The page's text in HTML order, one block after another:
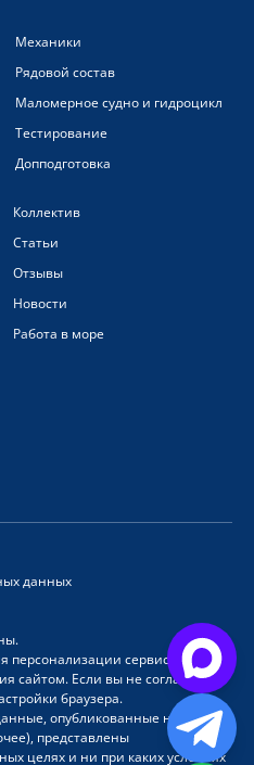
Механики
Рядовой состав
Маломерное судно и гидроцикл
Тестирование
Допподготовка
Коллектив
Статьи
Отзывы
Новости
Работа в море
данных
персонализации сервисов и
сайтом. Если вы не согласны на
браузера.
опубликованные на сайте
представлены
целях и ни при каких условиях